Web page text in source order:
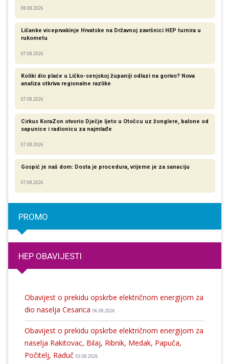
08.08.2026
Ličanke viceprvakinje Hrvatske na Državnoj završnici HEP turnira u
rukometu
07.08.2026
Koliki dio plaće u Ličko-senjskoj županiji odlazi na gorivo? Nova
analiza otkriva regionalne razlike​
07.08.2026
Cirkus KoraZon otvorio Dječje ljeto u Otočcu uz žonglere, balone od
sapunice i radionicu za najmlađe
07.08.2026
Gospić je naš dom: Dosta je procedura, vrijeme je za sanaciju
07.08.2026
PROMO
HEP OBAVIJESTI
Obavijest o prekidu opskrbe električnom energijom za
dio naselja Cesarica 06.08.2026
Obavijest o prekidu opskrbe električnom energijom za
naselja Rakitovac, Bilaj, Ribnik, Medak, Papuča,
Počitelj, Raduč 03.08.2026